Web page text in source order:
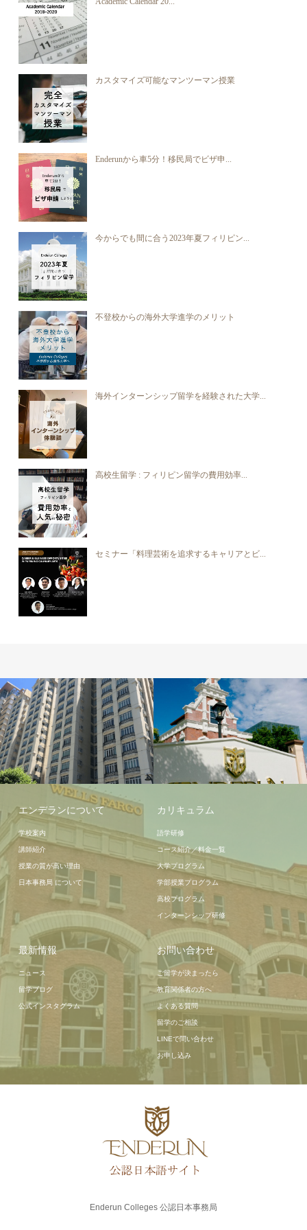
カスタマイズ可能なマンツーマン授業
Enderunから車5分！移民局でビザ申...
今からでも間に合う2023年夏フィリピン...
不登校からの海外大学進学のメリット
海外インターンシップ留学を経験された大学...
高校生留学 : フィリピン留学の費用効率...
セミナー「料理芸術を追求するキャリアとビ...
宿泊施設 学校施設
エンデランについて
学校案内
講師紹介
授業の質が高い理由
日本事務局 について
カリキュラム
語学研修
コース紹介／料金一覧
大学プログラム
学部授業プログラム
高校プログラム
インターンシップ研修
最新情報
ニュース
留学ブログ
公式インスタグラム
お問い合わせ
ご留学が決まったら
教育関係者の方へ
よくある質問
留学のご相談
LINEで問い合わせ
お申し込み
Enderun Colleges 公認日本事務局